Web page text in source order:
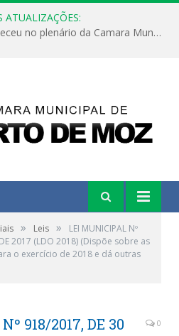
ATUALIZAÇÕES:
Hoje dia 05 de julho aconteceu no plenário da Camara Municipal de Porto de Moz a Sessão Solene de Abertura dos Trabalhos Legislativos 2º Período da 23ª Legislatura
» Leis »
LEI MUNICIPAL Nº
2017 (LDO 2018) (Dispõe sobre as
o exercício de 2018 e dá outras
918/2017, DE 30
0